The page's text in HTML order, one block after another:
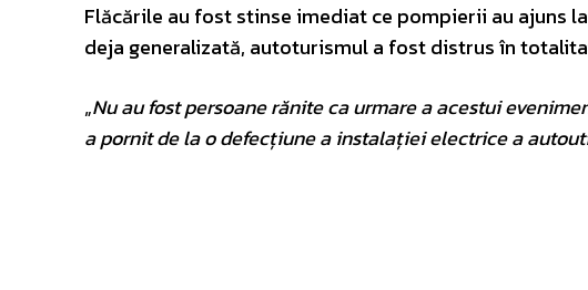
Flăcările au fost stinse imediat ce pompierii au ajuns
deja generalizată, autoturismul a fost distrus în
„Nu au fost persoane rănite ca urmare a acestui
a pornit de la o defecțiune a instalației electrice a